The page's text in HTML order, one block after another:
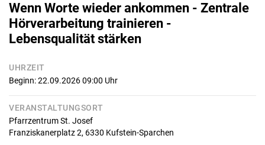
Wenn Worte wieder ankommen - Zentrale
Hörverarbeitung trainieren -
Lebensqualität stärken
UHRZEIT
Beginn: 22.09.2026 09:00 Uhr
VERANSTALTUNGSORT
Pfarrzentrum St. Josef
Franziskanerplatz 2, 6330 Kufstein-Sparchen